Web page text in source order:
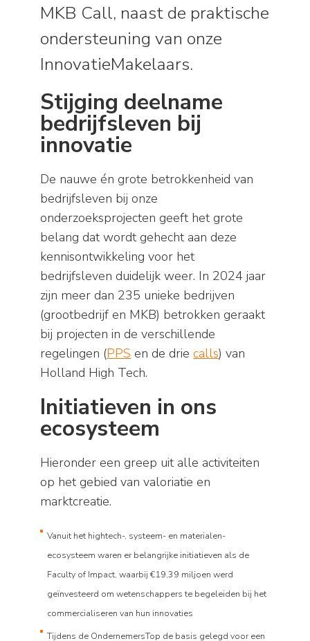
MKB Call, naast de praktische
ondersteuning van onze
InnovatieMakelaars.
Stijging deelname
bedrijfsleven bij
innovatie
De nauwe én grote betrokkenheid van
bedrijfsleven bij onze
onderzoeksprojecten geeft het grote
belang dat wordt gehecht aan deze
kennisontwikkeling voor het
bedrijfsleven duidelijk weer. In 2024 jaar
zijn meer dan 235 unieke bedrijven
(grootbedrijf en MKB) betrokken geraakt
bij projecten in de verschillende
regelingen (PPS en de driecalls) van
Holland High Tech.
Initiatieven in ons
ecosysteem
Hieronder een greep uit alle activiteiten
op het gebied van valoriatie en
marktcreatie.
Vanuit het hightech-, systeem- en materialen-
ecosysteem waren er belangrijke initiatieven als de
Faculty of Impact, waarbij €19,39 miljoen werd
geïnvesteerd om wetenschappers te begeleiden bij het
commercialiseren van hun innovaties
Tijdens de OndernemersTop de basis gelegd voor een